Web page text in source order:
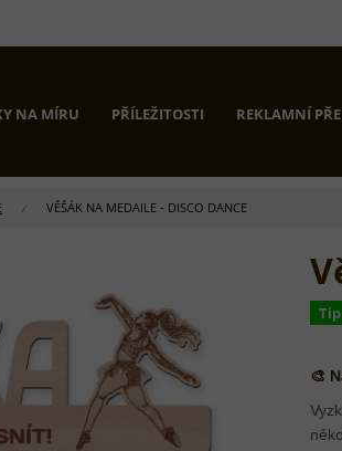
NA MÍRU PŘÍLEŽITOSTI REKLAMNÍ
VĚŠÁK NA MEDAILE - DISCO DANCE
🎨